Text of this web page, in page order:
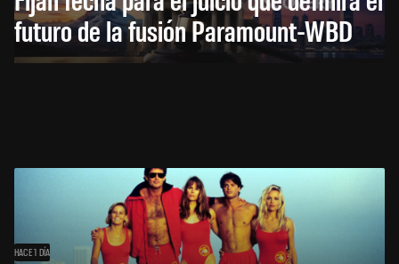
futuro de la fusión Paramount-WBD
HACE 1 DÍA